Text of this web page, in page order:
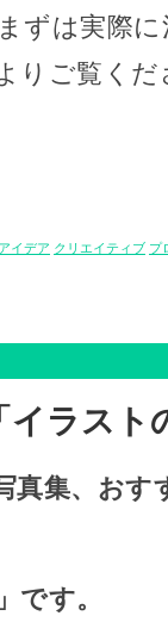
ずは実際
りご覧くだ
アイデア クリエイティブ プ
ラスト
真集、おす
です。